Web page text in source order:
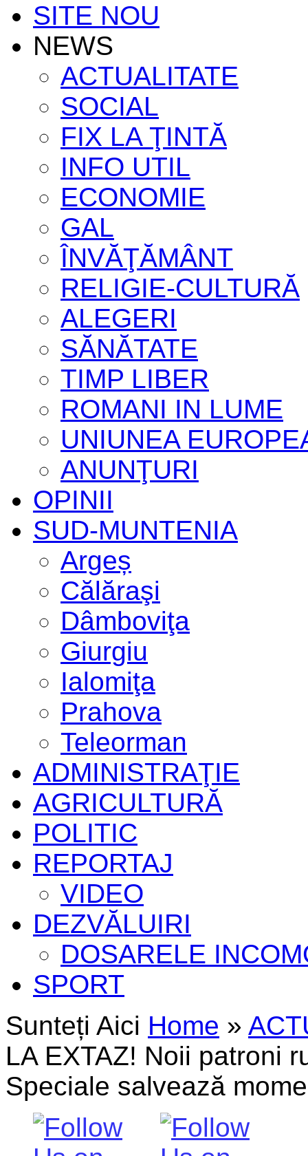
SITE NOU
NEWS
ACTUALITATE
SOCIAL
FIX LA ŢINTĂ
INFO UTIL
ECONOMIE
GAL
ÎNVĂŢĂMÂNT
RELIGIE-CULTURĂ
ALEGERI
SĂNĂTATE
TIMP LIBER
ROMANI IN LUME
UNIUNEA
ANUNŢURI
OPINII
SUD-MUNTENIA
Argeș
Călăraşi
Dâmboviţa
Giurgiu
Ialomiţa
Prahova
Teleorman
ADMINISTRAŢIE
AGRICULTURĂ
POLITIC
REPORTAJ
VIDEO
DEZVĂLUIRI
DOSARELE
SPORT
Sunteți Aici Home »
LA EXTAZ! Noii patroni
Speciale salvează